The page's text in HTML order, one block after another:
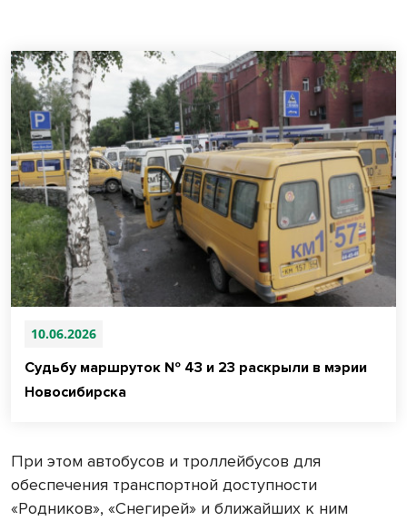
10.06.2026
Судьбу маршруток № 43 и 23 раскрыли в мэрии
Новосибирска
При этом автобусов и троллейбусов для
обеспечения транспортной доступности
«Родников», «Снегирей» и ближайших к ним